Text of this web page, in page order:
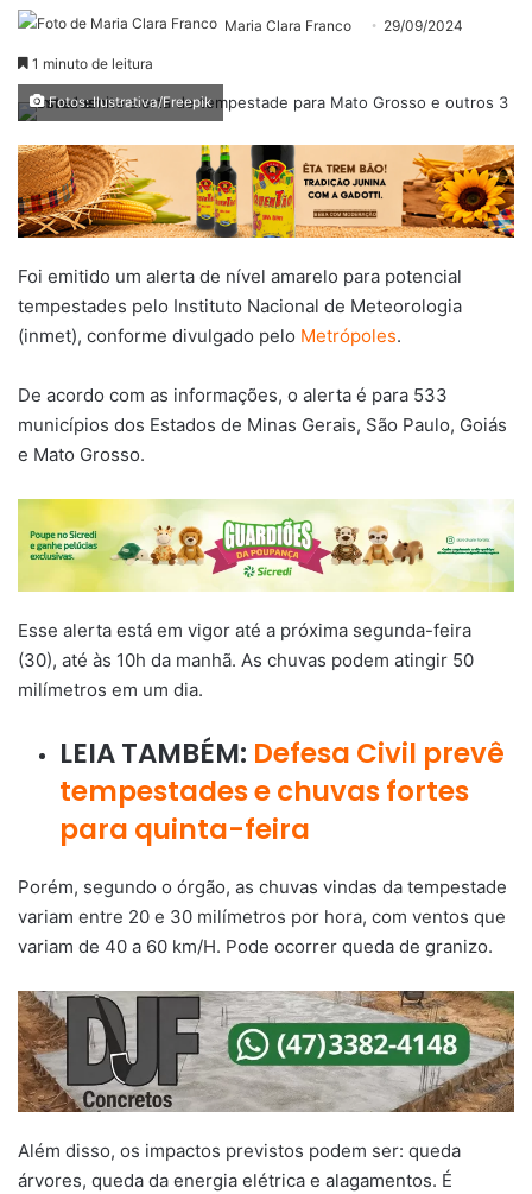
Maria Clara Franco 29/09/2024
1 minuto de leitura
Fotos: Ilustrativa/Freepik
Foi emitido um alerta de nível amarelo para potencial
tempestades pelo Instituto Nacional de Meteorologia
(inmet), conforme divulgado pelo Metrópoles.
De acordo com as informações, o alerta é para 533
municípios dos Estados de Minas Gerais, São Paulo, Goiás
e Mato Grosso.
Esse alerta está em vigor até a próxima segunda-feira
(30), até às 10h da manhã. As chuvas podem atingir 50
milímetros em um dia.
LEIA TAMBÉM: Defesa Civil prevê
tempestades e chuvas fortes
para quinta-feira
Porém, segundo o órgão, as chuvas vindas da tempestade
variam entre 20 e 30 milímetros por hora, com ventos que
variam de 40 a 60 km/H. Pode ocorrer queda de granizo.
Além disso, os impactos previstos podem ser: queda
árvores, queda da energia elétrica e alagamentos. É